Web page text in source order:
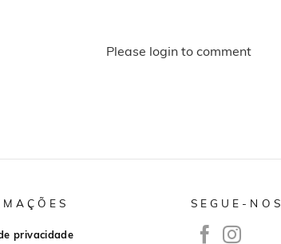
Please login to comment
privacidade
SEGUE-NOS